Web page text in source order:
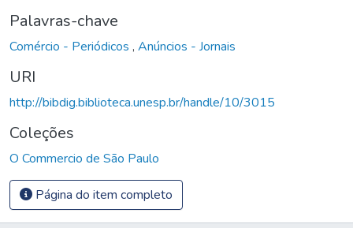
Palavras-chave
Comércio - Periódicos , Anúncios - Jornais
URI
http://bibdig.biblioteca.unesp.br/handle/10/3015
Coleções
O Commercio de São Paulo
Página do item completo